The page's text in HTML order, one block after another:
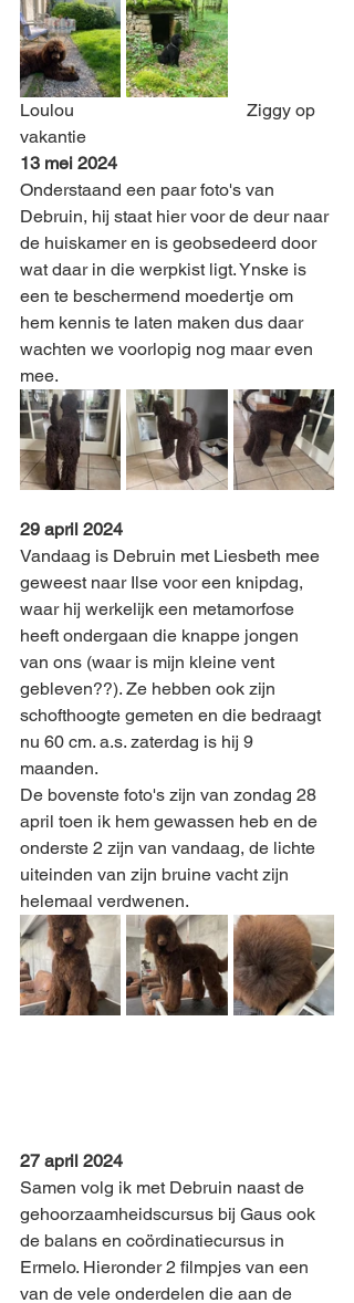
Loulou                                       Ziggy op
vakantie
13 mei 2024
Onderstaand een paar foto's van
Debruin, hij staat hier voor de deur naar
de huiskamer en is geobsedeerd door
wat daar in die werpkist ligt. Ynske is
een te beschermend moedertje om
hem kennis te laten maken dus daar
wachten we voorlopig nog maar even
mee.
29 april 2024
Vandaag is Debruin met Liesbeth mee
geweest naar Ilse voor een knipdag,
waar hij werkelijk een metamorfose
heeft ondergaan die knappe jongen
van ons (waar is mijn kleine vent
gebleven??). Ze hebben ook zijn
schofthoogte gemeten en die bedraagt
nu 60 cm. a.s. zaterdag is hij 9
maanden.
De bovenste foto's zijn van zondag 28
april toen ik hem gewassen heb en de
onderste 2 zijn van vandaag, de lichte
uiteinden van zijn bruine vacht zijn
helemaal verdwenen.
27 april 2024
Samen volg ik met Debruin naast de
gehoorzaamheidscursus bij Gaus ook
de balans en coördinatiecursus in
Ermelo. Hieronder 2 filmpjes van een
van de vele onderdelen die aan de